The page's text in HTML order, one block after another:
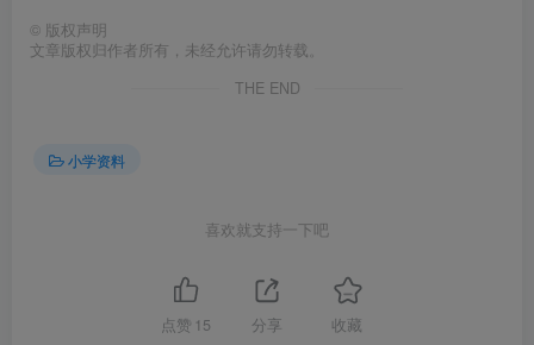
© 版权声明
文章版权归作者所有，未经允许请勿转载。
THE END
小学资料
喜欢就支持一下吧
点赞 15 分享 收藏